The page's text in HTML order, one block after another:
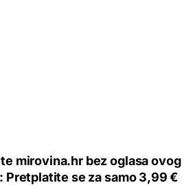
mirovina.hr bez oglasa ovog
Pretplatite se za samo 3,99 €